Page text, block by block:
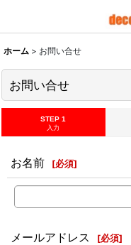
ホーム > お問い合せ
お問い合せ
STEP 1
入力
お名前 [必須]
メールアドレス [必須]